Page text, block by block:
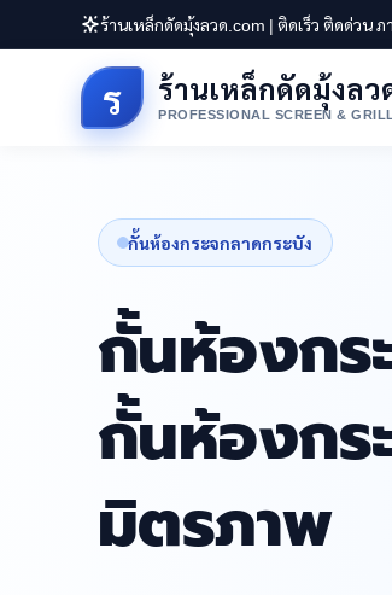
ร้านเหล็กดัดมุ้งลวด.com | ติดเร็ว ติดด่วน
ร ร้านเหล็กดัดมุ้งลว
PROFESSIONAL SCREEN &
กั้นห้องกระจกลาดกระบัง
กั้นห้องกร
กั้นห้องกร
มิตรภาพ